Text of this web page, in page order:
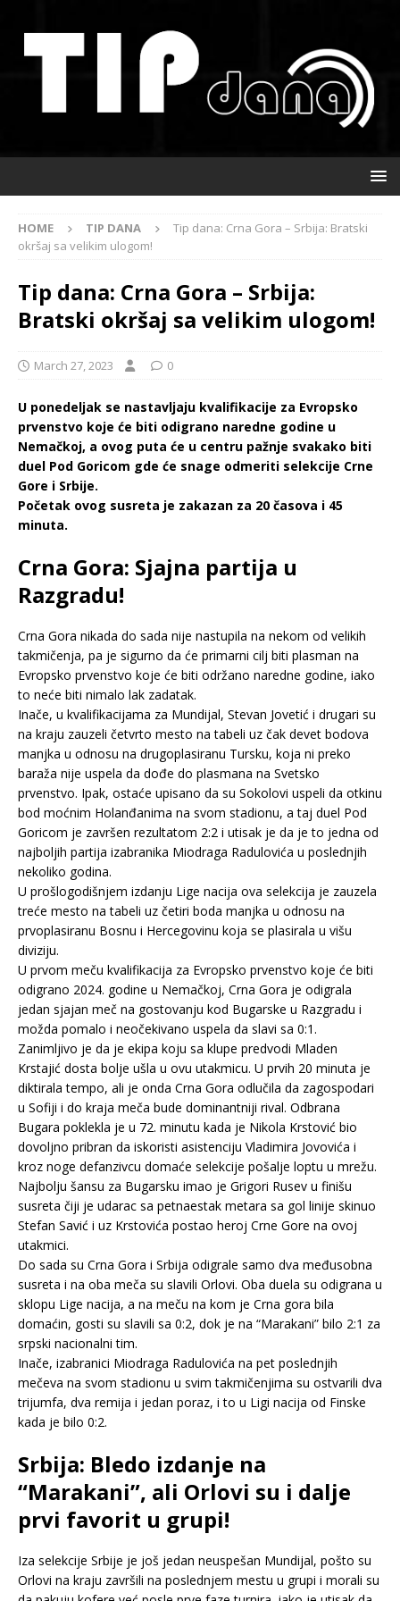
HOME TIP DANA
Tip dana: Crna Gora – Srbija: Bratski
okršaj sa velikim ulogom!
Tip dana: Crna Gora – Srbija:
Bratski okršaj sa velikim ulogom!
March 27, 2023 0
U ponedeljak se nastavljaju kvalifikacije za Evropsko
prvenstvo koje će biti odigrano naredne godine u
Nemačkoj, a ovog puta će u centru pažnje svakako biti
duel Pod Goricom gde će snage odmeriti selekcije Crne
Gore i Srbije.
Početak ovog susreta je zakazan za 20 časova i 45
minuta.
Crna Gora: Sjajna partija u
Razgradu!
Crna Gora nikada do sada nije nastupila na nekom od velikih
takmičenja, pa je sigurno da će primarni cilj biti plasman na
Evropsko prvenstvo koje će biti održano naredne godine, iako
to neće biti nimalo lak zadatak.
Inače, u kvalifikacijama za Mundijal, Stevan Jovetić i drugari su
na kraju zauzeli četvrto mesto na tabeli uz čak devet bodova
manjka u odnosu na drugoplasiranu Tursku, koja ni preko
baraža nije uspela da dođe do plasmana na Svetsko
prvenstvo. Ipak, ostaće upisano da su Sokolovi uspeli da otkinu
bod moćnim Holanđanima na svom stadionu, a taj duel Pod
Goricom je završen rezultatom 2:2 i utisak je da je to jedna od
najboljih partija izabranika Miodraga Radulovića u poslednjih
nekoliko godina.
U prošlogodišnjem izdanju Lige nacija ova selekcija je zauzela
treće mesto na tabeli uz četiri boda manjka u odnosu na
prvoplasiranu Bosnu i Hercegovinu koja se plasirala u višu
diviziju.
U prvom meču kvalifikacija za Evropsko prvenstvo koje će biti
odigrano 2024. godine u Nemačkoj, Crna Gora je odigrala
jedan sjajan meč na gostovanju kod Bugarske u Razgradu i
možda pomalo i neočekivano uspela da slavi sa 0:1.
Zanimljivo je da je ekipa koju sa klupe predvodi Mladen
Krstajić dosta bolje ušla u ovu utakmicu. U prvih 20 minuta je
diktirala tempo, ali je onda Crna Gora odlučila da zagospodari
u Sofiji i do kraja meča bude dominantniji rival. Odbrana
Bugara poklekla je u 72. minutu kada je Nikola Krstović bio
dovoljno pribran da iskoristi asistenciju Vladimira Jovovića i
kroz noge defanzivcu domaće selekcije pošalje loptu u mrežu.
Najbolju šansu za Bugarsku imao je Grigori Rusev u finišu
susreta čiji je udarac sa petnaestak metara sa gol linije skinuo
Stefan Savić i uz Krstovića postao heroj Crne Gore na ovoj
utakmici.
Do sada su Crna Gora i Srbija odigrale samo dva međusobna
susreta i na oba meča su slavili Orlovi. Oba duela su odigrana u
sklopu Lige nacija, a na meču na kom je Crna gora bila
domaćin, gosti su slavili sa 0:2, dok je na “Marakani” bilo 2:1 za
srpski nacionalni tim.
Inače, izabranici Miodraga Radulovića na pet poslednjih
mečeva na svom stadionu u svim takmičenjima su ostvarili dva
trijumfa, dva remija i jedan poraz, i to u Ligi nacija od Finske
kada je bilo 0:2.
Srbija: Bledo izdanje na
“Marakani”, ali Orlovi su i dalje
prvi favorit u grupi!
Iza selekcije Srbije je još jedan neuspešan Mundijal, pošto su
Orlovi na kraju završili na poslednjem mestu u grupi i morali su